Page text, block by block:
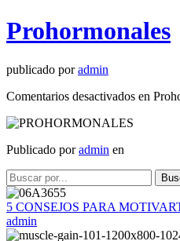
Prohormonales
publicado poradmin
Comentarios desactivados en
Publicado poradmin en
5 CONSEJOS PARA
admin